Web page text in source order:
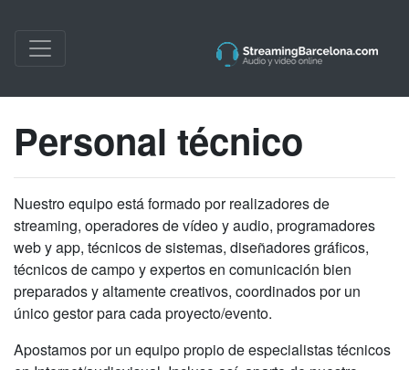
Personal técnico
Nuestro equipo está formado por realizadores de
streaming, operadores de vídeo y audio, programadores
web y app, técnicos de sistemas, diseñadores gráficos,
técnicos de campo y expertos en comunicación bien
preparados y altamente creativos, coordinados por un
único gestor para cada proyecto/evento.
Apostamos por un equipo propio de especialistas técnicos